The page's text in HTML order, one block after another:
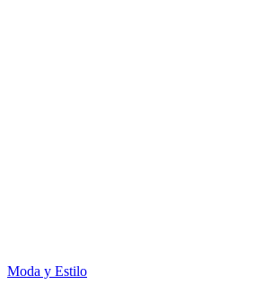
Moda y Estilo